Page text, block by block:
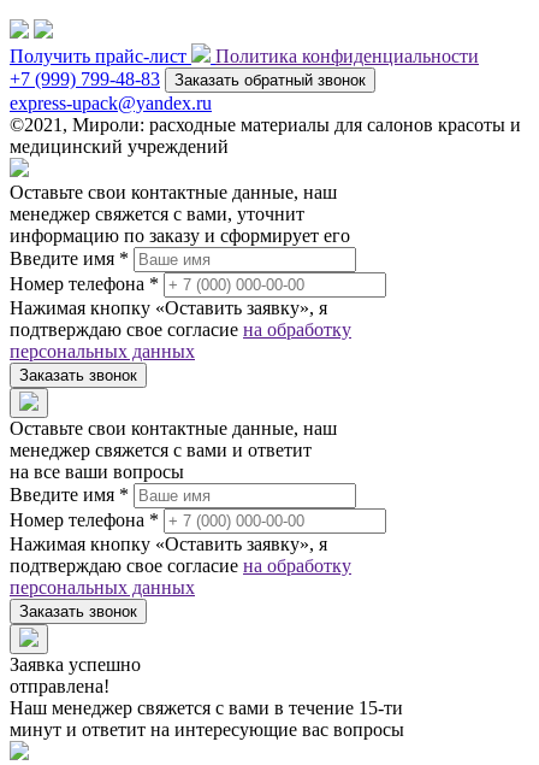
Получить прайс-лист
Политика конфиденциальности
+7 (999) 799-48-83
Заказать обратный звонок
express-upack@yandex.ru
©2021, Мироли: расходные материалы для салонов красоты и
медицинский учреждений
Оставьте свои контактные данные, наш
менеджер свяжется с вами, уточнит
информацию по заказу и сформирует его
Введите имя *
Номер телефона *
Нажимая кнопку «Оставить заявку», я
подтверждаю свое согласие на обработку
персональных данных
Заказать звонок
Оставьте свои контактные данные, наш
менеджер свяжется с вами и ответит
на все ваши вопросы
Введите имя *
Номер телефона *
Нажимая кнопку «Оставить заявку», я
подтверждаю свое согласие на обработку
персональных данных
Заказать звонок
Заявка успешно
отправлена!
Наш менеджер свяжется с вами в течение 15-ти
минут и ответит на интересующие вас вопросы